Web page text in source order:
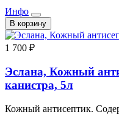
Инфо
В корзину
1 700 ₽
Эслана, Кожный
канистра, 5л
Кожный антисептик.